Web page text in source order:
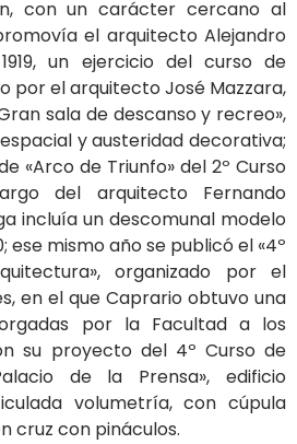
con un carácter cercano al
el arquitecto Alejandro
un ejercicio del curso de
por el arquitecto José Mazzara,
sala de descanso y recreo»,
y austeridad decorativa;
«Arco de Triunfo» del 2º Curso
del arquitecto Fernando
incluía un descomunal modelo
ese mismo año se publicó el «4º
organizado por el
en el que Caprario obtuvo una
por la Facultad a los
su proyecto del 4º Curso de
de la Prensa», edificio
volumetría, con cúpula
cruz con pináculos.